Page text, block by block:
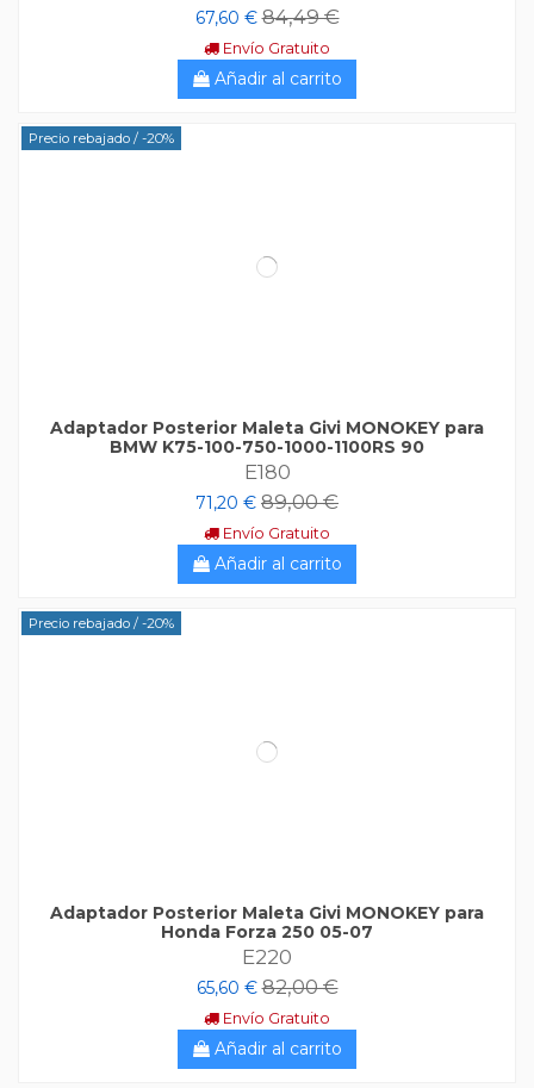
67,60 € 84,49 €
Envío Gratuito
Añadir al carrito
Precio rebajado / -20%
Adaptador Posterior Maleta Givi MONOKEY para
BMW K75-100-750-1000-1100RS 90
E180
71,20 € 89,00 €
Envío Gratuito
Añadir al carrito
Precio rebajado / -20%
Adaptador Posterior Maleta Givi MONOKEY para
Honda Forza 250 05-07
E220
65,60 € 82,00 €
Envío Gratuito
Añadir al carrito